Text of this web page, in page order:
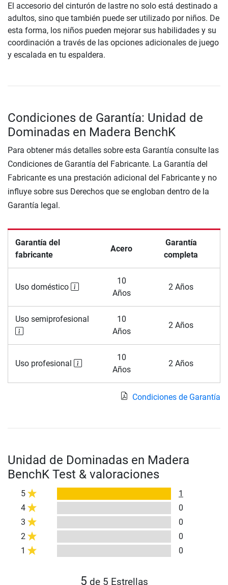
El accesorio del cinturón de lastre no solo está destinado a
adultos, sino que también puede ser utilizado por niños. De
esta forma, los niños pueden mejorar sus habilidades y su
coordinación a través de las opciones adicionales de juego
y escalada en tu espaldera.
Condiciones de Garantía: Unidad de
Dominadas en Madera BenchK
Para obtener más detalles sobre esta Garantía consulte las
Condiciones de Garantía del Fabricante. La Garantía del
Fabricante es una prestación adicional del Fabricante y no
influye sobre sus Derechos que se engloban dentro de la
Garantía legal.
Garantía del
fabricante
Acero
Garantía
completa
Uso doméstico
10
Años
2 Años
Uso semiprofesional
10
Años
2 Años
Uso profesional
10
Años
2 Años
Condiciones de Garantía
Unidad de Dominadas en Madera
BenchK Test & valoraciones
5
1
4
0
3
0
2
0
1
0
5 de 5 Estrellas